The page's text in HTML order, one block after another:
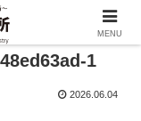
1
2026.06.04
MENU